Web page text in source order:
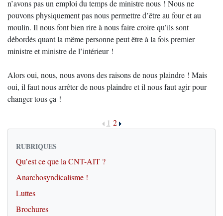
n’avons pas un emploi du temps de ministre nous ! Nous ne
pouvons physiquement pas nous permettre d’être au four et au
moulin. Il nous font bien rire à nous faire croire qu’ils sont
débordés quant la même personne peut être à la fois premier
ministre et ministre de l’intérieur !
Alors oui, nous, nous avons des raisons de nous plaindre ! Mais
oui, il faut nous arrêter de nous plaindre et il nous faut agir pour
changer tous ça !
1 2
RUBRIQUES
Qu’est ce que la CNT-AIT ?
Anarchosyndicalisme !
Luttes
Brochures